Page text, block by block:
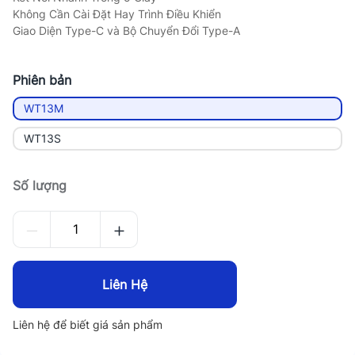
Không Cần Cài Đặt Hay Trình Điều Khiển
Giao Diện Type-C và Bộ Chuyển Đổi Type-A
Phiên bản
WT13M
WT13S
Số lượng
Liên Hệ
Liên hệ để biết giá sản phẩm